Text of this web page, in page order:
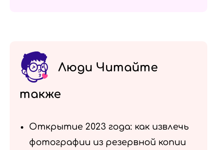
Люди Читайте
также
Открытие 2023 года: как извлечь
фотографии из резервной копии